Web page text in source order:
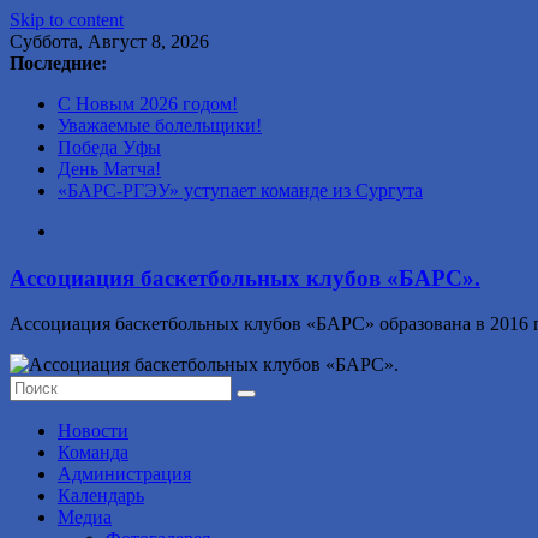
Skip to content
Суббота, Август 8, 2026
Последние:
С Новым 2026 годом!
Уважаемые болельщики!
Победа Уфы
День Матча!
«БАРС-РГЭУ» уступает команде из Сургута
Ассоциация баскетбольных клубов «БАРС».
Ассоциация баскетбольных клубов «БАРС» образована в 2016
Новости
Команда
Администрация
Календарь
Медиа